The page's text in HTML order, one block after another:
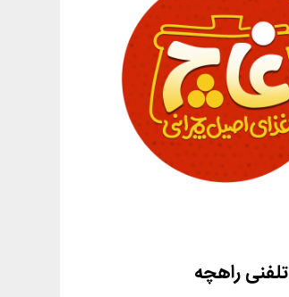
راهچه